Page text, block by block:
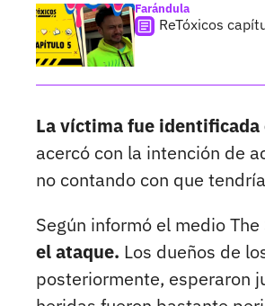
Farándula
ReTóxicos
La víctima fue identificada
acercó con la intención de
no contando con que
Según informó el medio
el ataque. Los dueños de
posteriormente, esperaron